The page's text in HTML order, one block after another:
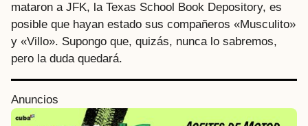
mataron a JFK, la Texas School Book Depository, es
posible que hayan estado sus compañeros «Musculito»
y «Villo». Supongo que, quizás, nunca lo sabremos,
pero la duda quedará.
Anuncios
P
o